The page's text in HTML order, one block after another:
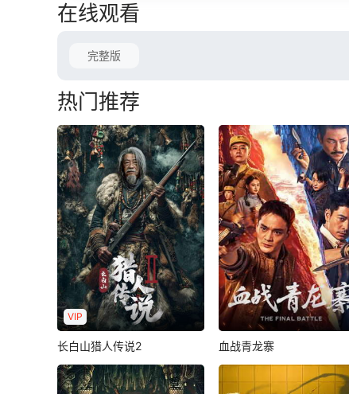
在线观看
完整版
热门推荐
VIP
长白山猎人传说2
张浩
长白山猎人传说2 血战青龙寨
杜乐
血战青龙寨